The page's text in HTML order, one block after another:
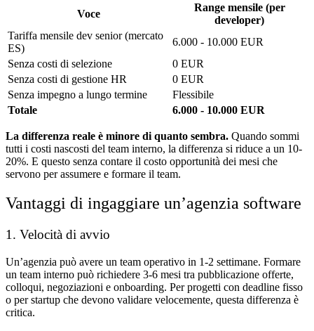
Voce
Range mensile (per
developer)
Tariffa mensile dev senior (mercato
ES)
6.000 - 10.000 EUR
Senza costi di selezione
0 EUR
Senza costi di gestione HR
0 EUR
Senza impegno a lungo termine
Flessibile
Totale
6.000 - 10.000 EUR
La differenza reale è minore di quanto sembra. Quando sommi
tutti i costi nascosti del team interno, la differenza si riduce a un 10-
20%. E questo senza contare il costo opportunità dei mesi che
servono per assumere e formare il team.
Vantaggi di ingaggiare un’agenzia software
1. Velocità di avvio
Un’agenzia può avere un team operativo in 1-2 settimane. Formare
un team interno può richiedere 3-6 mesi tra pubblicazione offerte,
colloqui, negoziazioni e onboarding. Per progetti con deadline fisso
o per startup che devono validare velocemente, questa differenza è
critica.